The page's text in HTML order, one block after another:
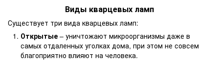
Виды кварцевых ламп
Существует три вида кварцевых ламп:
Открытые – уничтожают микроорганизмы даже в
самых отдаленных уголках дома, при этом не совсем
благоприятно влияют на человека.